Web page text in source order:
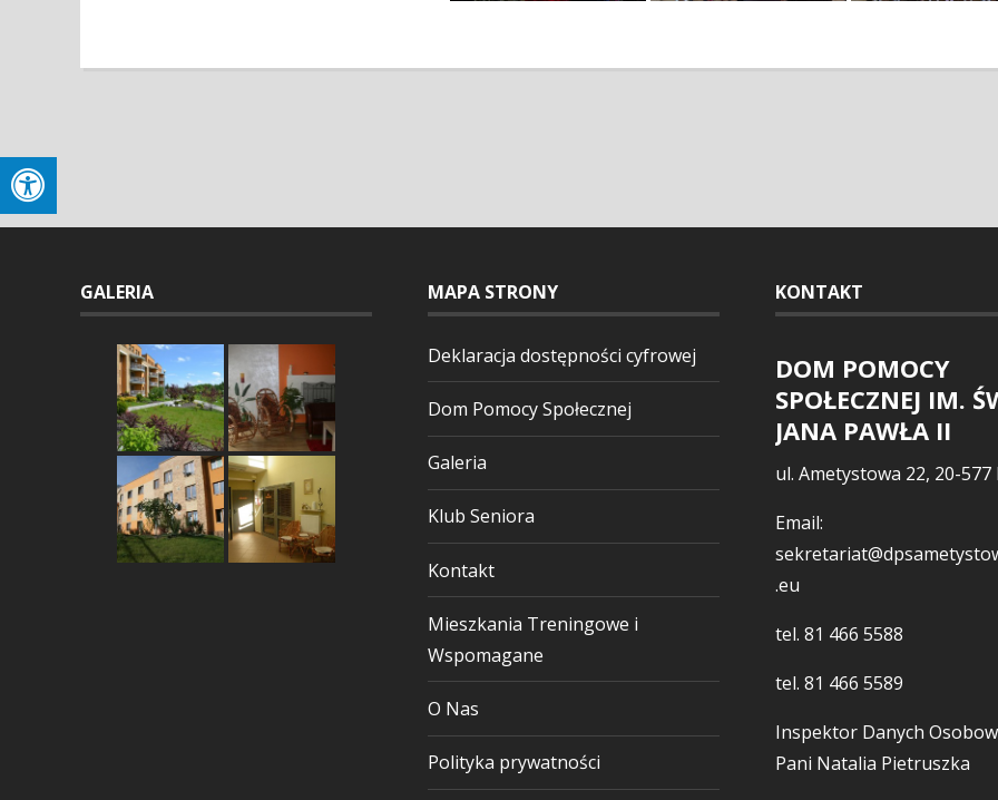
GALERIA MAPA STRONY
Deklaracja dostępności cyfrowej
Dom Pomocy Społecznej
Galeria
Klub Seniora
Kontakt
Mieszkania Treningowe i
Wspomagane
O Nas
Polityka prywatności
KONTAKT
DOM POMOCY
SPOŁECZNEJ IM.
JANA PAWŁA II
ul. Ametystowa 22, 20-
Email:
.eu
tel. 81 466 5588
tel. 81 466 5589
Inspektor Danych
Pani Natalia Pietruszka